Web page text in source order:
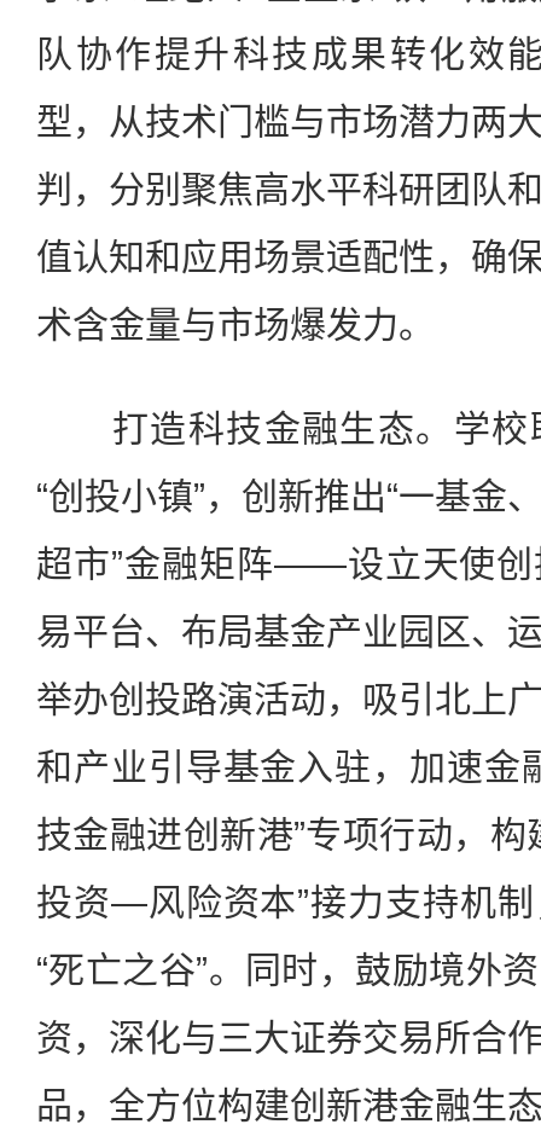
队协作提升科技成果转化效
型，从技术门槛与市场潜力两
判，分别聚焦高水平科研团队
值认知和应用场景适配性，确
术含金量与市场爆发力。
打造科技金融生态。学校
“创投小镇”，创新推出“一基金
超市”金融矩阵——设立天使创
易平台、布局基金产业园区、
举办创投路演活动，吸引北上
和产业引导基金入驻，加速金
技金融进创新港”专项行动，
投资—风险资本”接力支持机
“死亡之谷”。同时，鼓励境外
资，深化与三大证券交易所合
品，全方位构建创新港金融生